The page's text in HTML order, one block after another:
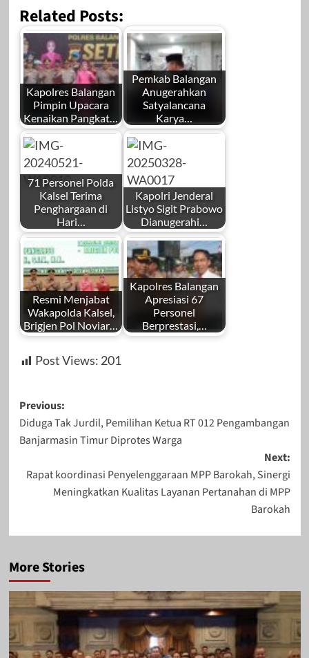
Related Posts:
Kapolres Balangan
Pimpin Upacara
Kenaikan Pangkat…
Pemkab Balangan
Anugerahkan
Satyalancana
Karya…
71 Personel Polda
Kalsel Terima
Penghargaan di
Hari…
Kapolri Jenderal
Listyo Sigit Prabowo
Dianugerahi…
Resmi Menjabat
Wakapolda Kalsel,
Brigjen Pol Noviar…
Kapolres Balangan
Apresiasi 67
Personel
Berprestasi,…
Post Views: 201
Post
navigation
Previous:
Diduga Tak Jurdil, Pemilihan Ketua RT 012 Pengambangan
Banjarmasin Timur Diprotes Warga
Next:
Rapat koordinasi Penyelenggaraan MPP Barokah, Sinergi
Meningkatkan Kualitas Layanan Pertanahan di MPP
Barokah
More Stories